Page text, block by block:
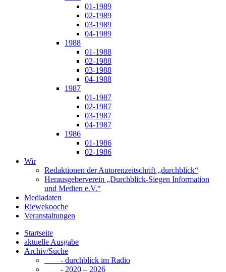
01-1989
02-1989
03-1989
04-1989
1988
01-1988
02-1988
03-1988
04-1988
1987
01-1987
02-1987
03-1987
04-1987
1986
01-1986
02-1986
Wir
Redaktionen der Autorenzeitschrift „durchblick“
Herausgeberverein „Durchblick-Siegen Information
und Medien e.V.“
Mediadaten
Riewekooche
Veranstaltungen
Startseite
aktuelle Ausgabe
Archiv/Suche
- durchblick im Radio
- 2020 – 2026